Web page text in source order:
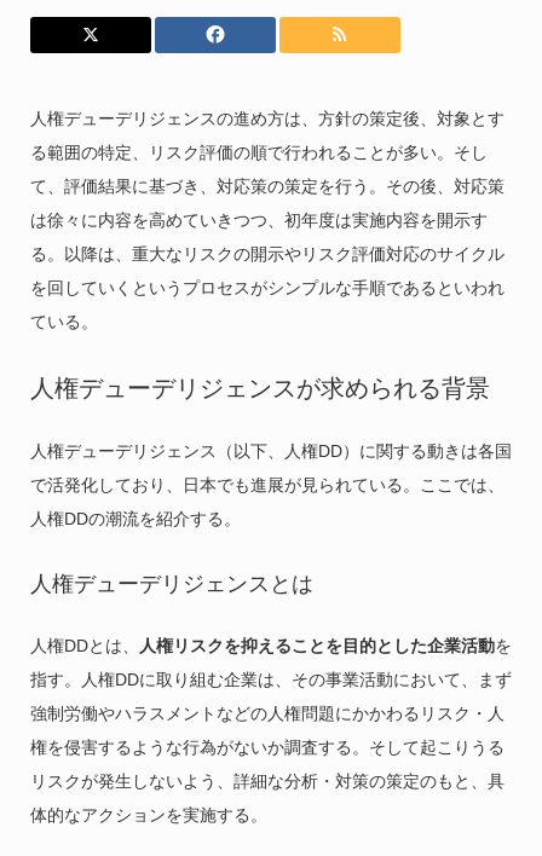
人権デューデリジェンスの進め方は、方針の策定後、対象とす
る範囲の特定、リスク評価の順で行われることが多い。そし
て、評価結果に基づき、対応策の策定を行う。その後、対応策
は徐々に内容を高めていきつつ、初年度は実施内容を開示す
る。以降は、重大なリスクの開示やリスク評価対応のサイクル
を回していくというプロセスがシンプルな手順であるといわれ
ている。
人権デューデリジェンスが求められる背景
人権デューデリジェンス（以下、人権DD）に関する動きは各国
で活発化しており、日本でも進展が見られている。ここでは、
人権DDの潮流を紹介する。
人権デューデリジェンスとは
人権DDとは、 人権リスクを抑えることを目的とした企業活動を
指す。人権DDに取り組む企業は、その事業活動において、まず
強制労働やハラスメントなどの人権問題にかかわるリスク・人
権を侵害するような行為がないか調査する。そして起こりうる
リスクが発生しないよう、詳細な分析・対策の策定のもと、具
体的なアクションを実施する。